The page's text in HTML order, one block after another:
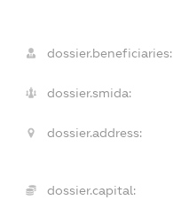
dossier.beneficiaries:
dossier.smida:
dossier.address:
dossier.capital: